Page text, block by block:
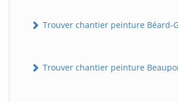
Trouver chantier peinture Béard-
Trouver chantier peinture